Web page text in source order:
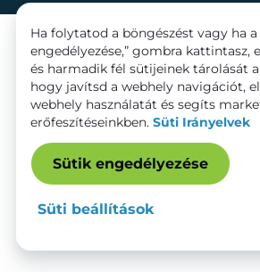
Ha folytatod a böngészést vagy ha a
engedélyezése,” gombra kattintasz,
és harmadik fél sütijeinek tárolását
hogy javítsd a webhely navigációt,
webhely használatát és segíts
erőfeszítéseinkben. Süti Irányelvek
Sütik engedélyezése
Süti beállítások